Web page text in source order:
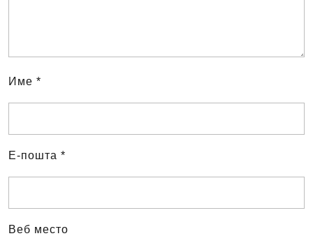
Име *
Е-пошта *
Веб место